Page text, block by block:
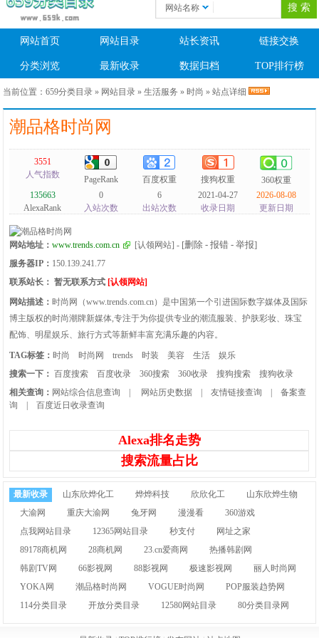
网站名称
网站首页 网站目录 站长资讯 链接交换
分类浏览 最新收录 数据归档 TOP排行榜
当前位置：659分类目录 » 网站目录 »生活服务 » 时尚 » 站点详细
潮品格时尚网
3551
人气指数
PageRank 百度权重 搜狗权重
360权重
135663
AlexaRank
0
入站次数
6
出站次数
2021-04-27
收录日期
2026-08-08
更新日期
网站地址：www.trends.com.cn [认领网站] - [删除 - 报错 - 举报]
服务器IP： 150.139.241.77
联系站长： 暂无联系方式 [认领网站]
网站描述： 时尚网（www.trends.com.cn）是中国第一个引进国际数字媒体及国际
博主版权的时尚潮牌新媒体,专注于为你提供专业的潮流服装、护肤彩妆、珠宝
配饰、明星娱乐、旅行方式等新鲜丰富充满乐趣的内容。
TAG标签： 时尚 时尚网 trends 时装 美容 生活
娱乐
搜索一下： 百度搜索 百度收录 360搜索 360收录 搜狗搜索
搜狗收录
相关查询： 网站综合信息查询 网站历史数据 |友情链接查询 |备案查
询
|百度近日收录查询
Alexa排名走势
搜索流量占比
最新收录 山东欣烨化工 烨烨科技 欣欣化工
山东欣烨生物
大渝网
重庆大渝网 兔牙网 漫漫看
360游戏
点我网站目录
12365网站目录 秒支付
网址之家
89178商机网
28商机网 23.cn爱商网
热播韩剧网
韩剧TV网
66影视网 88影视网 极速影视网
丽人时尚网
YOKA网
潮品格时尚网 VOGUE时尚网
POP服装趋势网
114分类目录
开放分类目录 12580网站目录 80分类目录网